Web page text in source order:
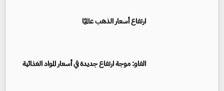
ارتفاع أسعار الذهب عالميًا
الفاو: موجة ارتفاع جديدة في أسعار المواد الغذائية